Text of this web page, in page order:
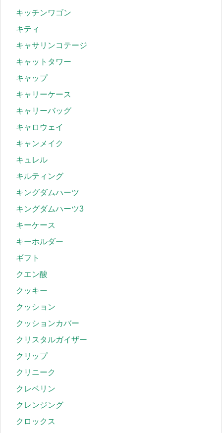
キッチンワゴン
キティ
キャサリンコテージ
キャットタワー
キャップ
キャリーケース
キャリーバッグ
キャロウェイ
キャンメイク
キュレル
キルティング
キングダムハーツ
キングダムハーツ3
キーケース
キーホルダー
ギフト
クエン酸
クッキー
クッション
クッションカバー
クリスタルガイザー
クリップ
クリニーク
クレベリン
クレンジング
クロックス